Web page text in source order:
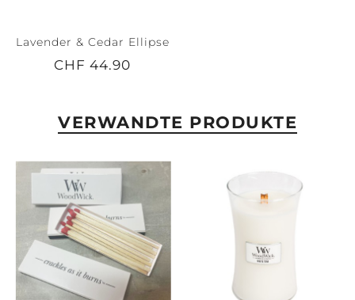
Lavender & Cedar Ellipse
CHF 44.90
VERWANDTE PRODUKTE